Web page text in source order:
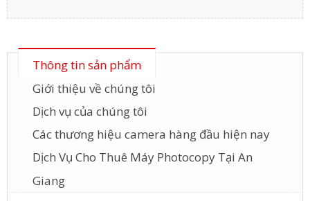
Thông tin sản phẩm
Giới thiệu về chúng tôi
Dịch vụ của chúng tôi
Các thương hiệu camera hàng đầu hiện nay
Dịch Vụ Cho Thuê Máy Photocopy Tại An
Giang